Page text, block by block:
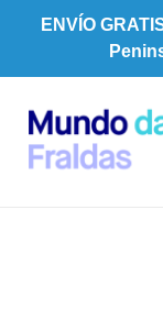
directamente
contenido
ENVÍO